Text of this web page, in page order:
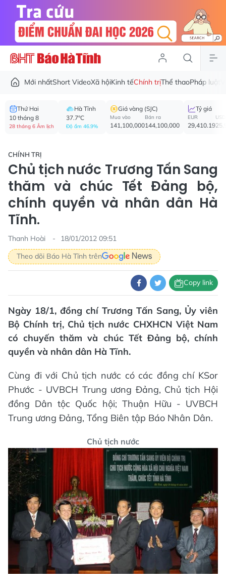
Mới nhấtShort VideoXã hộiKinh tếChính trịThể thaoPháp luật
Thứ Hai
10 tháng 8
28 tháng 6 Âm lịch
Hà Tĩnh
37.7°C
Độ ẩm 46.9%
Giá vàng (SJC)
Mua vào
141,100,000
Bán ra
144,100,000
Tỷ giá
EUR
29,410.19
USD
CHÍNH TRỊ
Chủ tịch nước Trương Tấn Sang
thăm và chúc Tết Đảng bộ,
chính quyền và nhân dân Hà
Tĩnh.
Thanh Hoài
18/01/2012 09:51
Theo dõi Báo Hà Tĩnh trên
Copy link
Ngày 18/1, đồng chí Trương Tấn Sang, Ủy viên
Bộ Chính trị, Chủ tịch nước CHXHCN Việt Nam
có chuyến thăm và chúc Tết Đảng bộ, chính
quyền và nhân dân Hà Tĩnh.
Cùng đi với Chủ tịch nước có các đồng chí KSor
Phước - UVBCH Trung ương Đảng, Chủ tịch Hội
đồng Dân tộc Quốc hội; Thuận Hữu - UVBCH
Trung ương Đảng, Tổng Biên tập Báo Nhân Dân.
Chủ tịch nước